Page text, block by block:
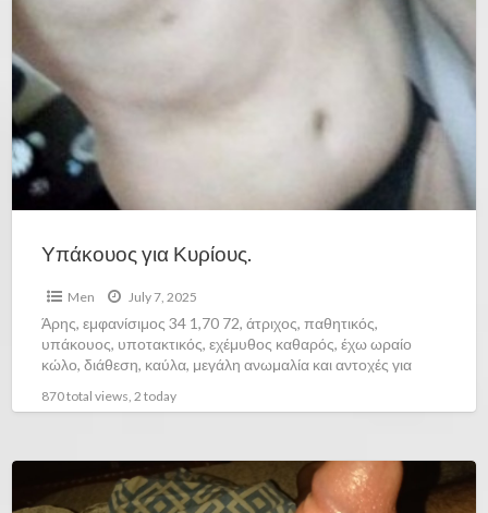
Υπάκουος για Κυρίους.
Men July 7, 2025
Άρης, εμφανίσιμος 34 1,70 72, άτριχος, παθητικός,
υπάκουος, υποτακτικός, εχέμυθος καθαρός, έχω ωραίο
κώλο, διάθεση, καύλα, μεγάλη ανωμαλία και αντοχές για
870 total views, 2 today